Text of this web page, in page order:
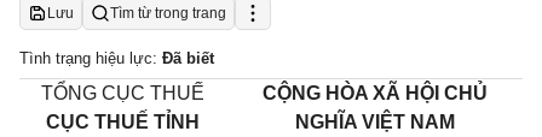
Lưu Tìm từ trong trang
Tình trạng hiệu lực: Đã biết
TỔNG CỤC THUẾ
CỤC THUẾ TỈNH
CỘNG HÒA XÃ HỘI CHỦ
NGHĨA VIỆT NAM